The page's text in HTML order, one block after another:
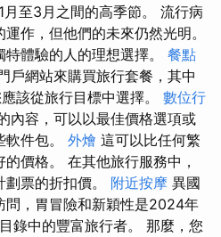
月至3月之間的高季節。 流行病
作，但他們的未來仍然光明。
體驗的人的理想選擇。 餐點
戶網站來購買旅行套餐，其中
該從旅行目標中選擇。 數位行
內容，可以以最佳價格選項或
件包。 外燴 這可以比任何繁
價格。 在其他旅行服務中，
票的折扣價。 附近按摩 異國
問，胃冒險和新穎性是2024年
錄中的豐富旅行者。 那麼，您